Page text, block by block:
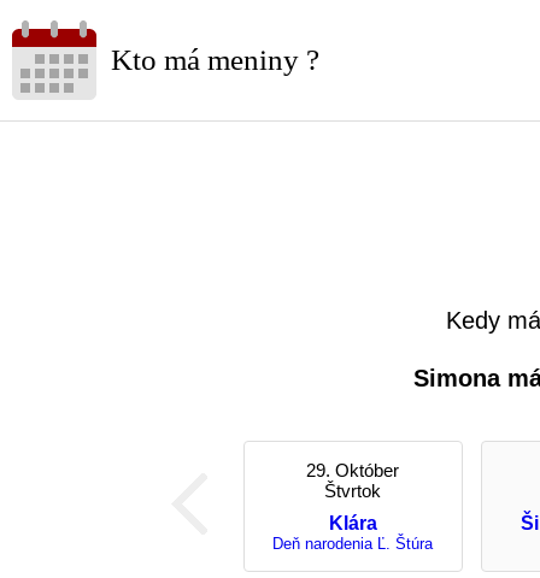
Kto má meniny ?
Kedy
Simona
29. Október
Štvrtok
Klára
Deň narodenia Ľ. Štúra